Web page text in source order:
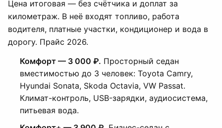
Цена итоговая — без счётчика и доплат за
километраж. В неё входят топливо, работа
водителя, платные участки, кондиционер и вода в
дорогу. Прайс 2026.
Комфорт — 3 000 ₽. Просторный седан
вместимостью до 3 человек: Toyota Camry,
Hyundai Sonata, Skoda Octavia, VW Passat.
Климат-контроль, USB-зарядки, аудиосистема,
питьевая вода.